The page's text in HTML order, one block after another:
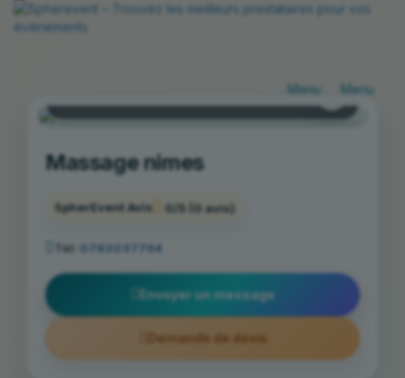
navigation
Massage nimes
SpherEvent Avis 0/5 (0 avis)
Tél: 0782037794
Envoyer un message
Demande de devis